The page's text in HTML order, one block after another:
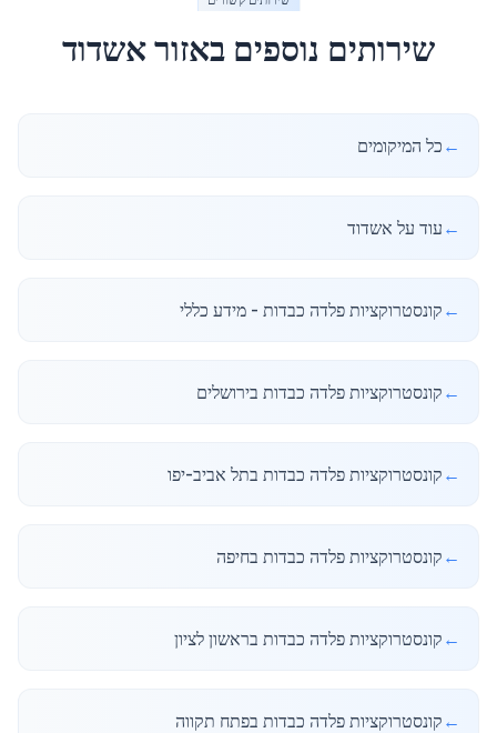
שירותים נוספים באזוראשדוד
← כל המיקומים
← עוד על אשדוד
← קונסטרוקציות פלדה כבדות - מידע כללי
← קונסטרוקציות פלדה כבדות בירושלים
← קונסטרוקציות פלדה כבדות בתל אביב-יפו
← קונסטרוקציות פלדה כבדות בחיפה
← קונסטרוקציות פלדה כבדות בראשון לציון
← קונסטרוקציות פלדה כבדות בפתח תקווה